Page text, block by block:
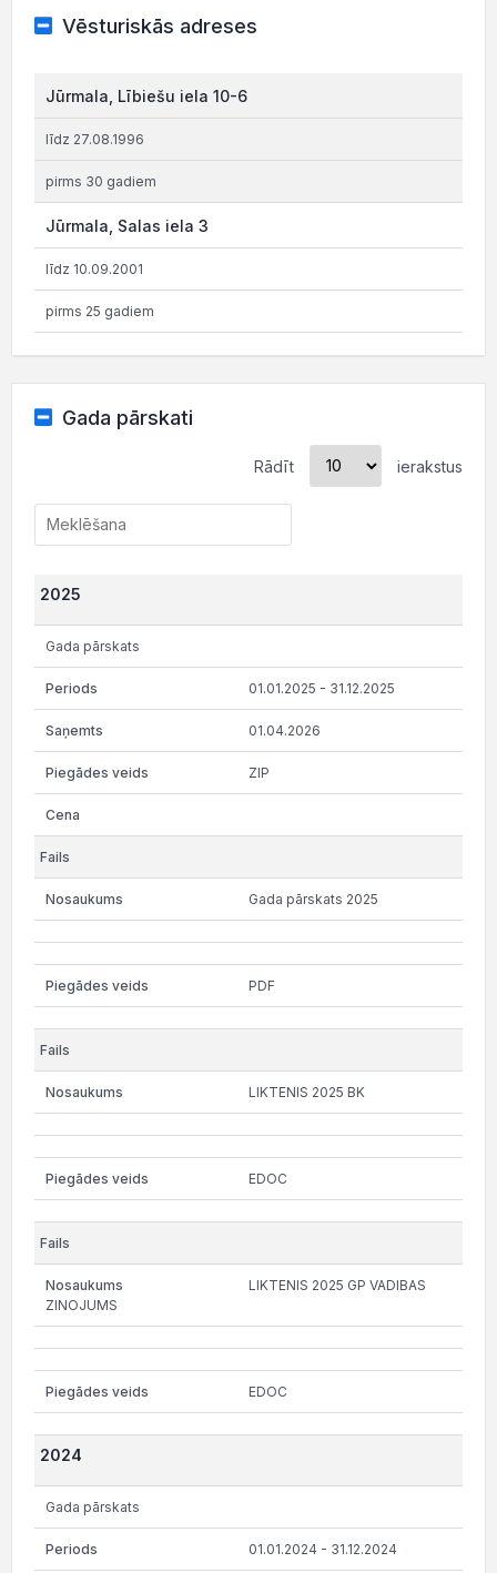
Vēsturiskās adreses
Jūrmala, Lībiešu iela 10-6
līdz 27.08.1996
pirms 30 gadiem
Jūrmala, Salas iela 3
līdz 10.09.2001
pirms 25 gadiem
Gada pārskati
Rādīt ierakstus
2025
Gada pārskats
01.01.2025 - 31.12.2025
01.04.2026
ZIP
Gada pārskats 2025
PDF
LIKTENIS 2025 BK
EDOC
LIKTENIS 2025 GP VADIBAS
ZINOJUMS
EDOC
2024
Gada pārskats
01.01.2024 - 31.12.2024